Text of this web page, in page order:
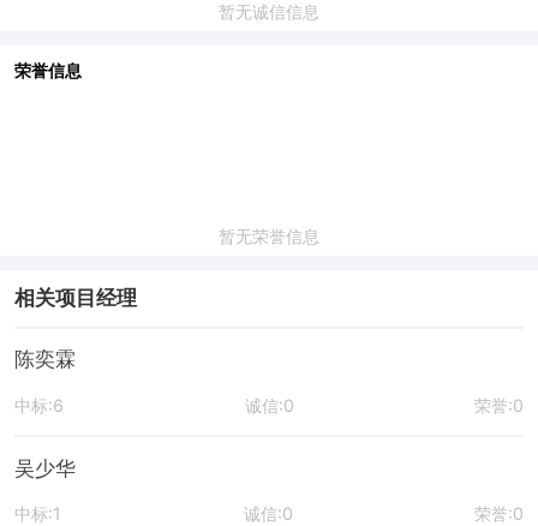
暂无诚信信息
荣誉信息
暂无荣誉信息
相关项目经理
陈奕霖
中标:6 诚信:0 荣誉:0
吴少华
中标:1 诚信:0 荣誉:0